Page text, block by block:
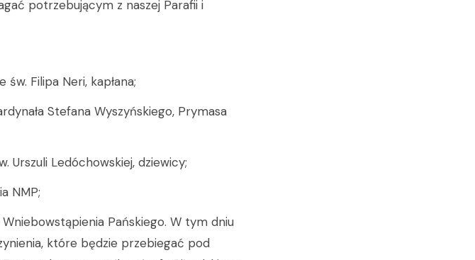
potrzebującym z naszej Parafii i
św. Filipa Neri, kapłana;
Stefana Wyszyńskiego, Prymasa
Urszuli Ledóchowskiej, dziewicy;
NMP;
Pańskiego. W tym dniu
które będzie przebiegać pod